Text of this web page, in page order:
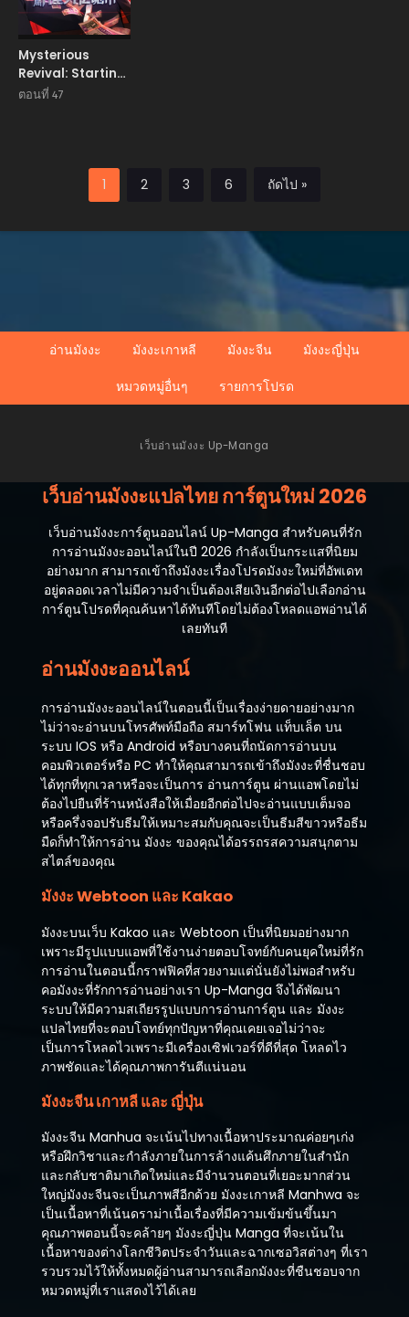
Mysterious
Revival: Starting
With a Trillion
ตอนที่ 47
1 2 3 6 ถัดไป »
อ่านมังงะ มังงะเกาหลี มังงะจีน
มังงะญี่ปุ่น
หมวดหมู่อื่นๆ
รายการโปรด
เว็บอ่านมังงะ Up-Manga
เว็บอ่านมังงะแปลไทย การ์ตูนใหม่ 2026
เว็บอ่านมังงะการ์ตูนออนไลน์ Up-Manga สำหรับคนที่รัก
การอ่านมังงะออนไลน์ในปี 2026 กำลังเป็นกระแสที่นิยม
อย่างมาก สามารถเข้าถึงมังงะเรื่องโปรดมังงะใหม่ที่อัพเดท
อยู่ตลอดเวลาไม่มีความจำเป็นต้องเสียเงินอีกต่อไปเลือกอ่าน
การ์ตูนโปรดที่คุณค้นหาได้ทันทีโดยไม่ต้องโหลดแอพอ่านได้
เลยทันที
อ่านมังงะออนไลน์
การอ่านมังงะออนไลน์ในตอนนี้เป็นเรื่องง่ายดายอย่างมาก
ไม่ว่าจะอ่านบนโทรศัพท์มือถือ สมาร์ทโฟน แท็บเล็ต บน
ระบบ IOS หรือ Android หรือบางคนที่ถนัดการอ่านบน
คอมพิวเตอร์หรือ PC ทำให้คุณสามารถเข้าถึงมังงะที่ชื่นชอบ
ได้ทุกที่ทุกเวลาหรือจะเป็นการ อ่านการ์ตูน ผ่านแอพโดยไม่
ต้องไปยืนที่ร้านหนังสือให้เมื่อยอีกต่อไปจะอ่านแบบเต็มจอ
หรือครึ่งจอปรับธีมให้เหมาะสมกับคุณจะเป็นธีมสีขาวหรือธีม
มืดก็ทำให้การอ่าน มังงะ ของคุณได้อรรถรสความสนุกตาม
สไตล์ของคุณ
มังงะ Webtoon และ Kakao
มังงะบนเว็บ Kakao และ Webtoon เป็นที่นิยมอย่างมาก
เพราะมีรูปแบบแอพที่ใช้งานง่ายตอบโจทย์กับคนยุคใหม่ที่รัก
การอ่านในตอนนี้กราฟฟิคที่สวยงามแต่นั่นยังไม่พอสำหรับ
คอมังงะที่รักการอ่านอย่างเรา Up-Manga จึงได้พัฒนา
ระบบให้มีความสเถียรรูปแบบการอ่านการ์ตูน และ มังงะ
แปลไทยที่จะตอบโจทย์ทุกปัญหาที่คุณเคยเจอไม่ว่าจะ
เป็นการโหลดไวเพราะมีเครื่องเซิฟเวอร์ที่ดีที่สุด โหลดไว
ภาพชัดและได้คุณภาพการันตีแน่นอน
มังงะจีน เกาหลี และ ญี่ปุ่น
มังงะจีน Manhua จะเน้นไปทางเนื้อหาประมาณค่อยๆเก่ง
หรือฝึกวิชาและกำลังภายในการล้างแค้นศึกภายในสำนัก
และกลับชาติมาเกิดใหม่และมีจำนวนตอนที่เยอะมากส่วน
ใหญ่มังงะจีนจะเป็นภาพสีอีกด้วย มังงะเกาหลี Manhwa จะ
เป็นเนื้อหาที่เน้นดราม่าเนื้อเรื่องที่มีความเข้มข้นขึ้นมา
คุณภาพตอนนี้จะคล้ายๆ มังงะญี่ปุ่น Manga ที่จะเน้นใน
เนื้อหาของต่างโลกชีวิตประจำวันและฉากเซอวิสต่างๆ ที่เรา
รวบรวมไว้ให้ทั้งหมดผู้อ่านสามารถเลือกมังงะที่ชืนชอบจาก
หมวดหมู่ที่เราแสดงไว้ได้เลย